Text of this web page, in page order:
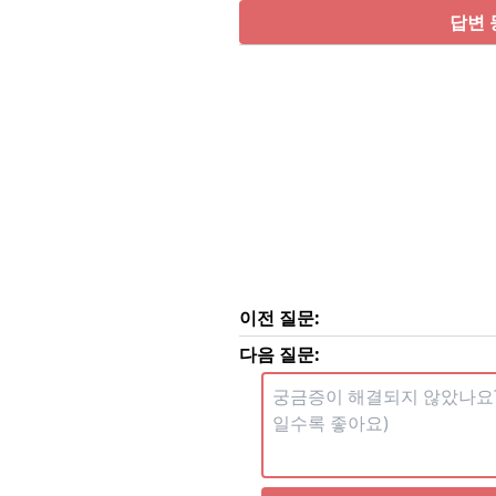
답변
이전 질문:
다음 질문: